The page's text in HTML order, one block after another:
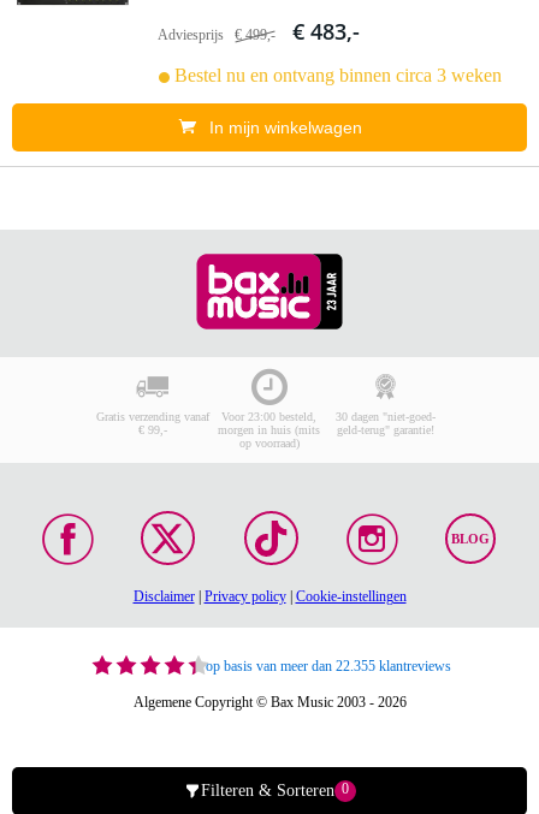
Adviesprijs € 499,- € 483,-
Bestel nu en ontvang binnen circa 3 weken
In mijn winkelwagen
Filteren & Sorteren 0
Gratis verzending vanaf
€ 99,-
Voor 23:00 besteld,
morgen in huis (mits
op voorraad)
30 dagen "niet-goed-
geld-terug" garantie!
BLOG
Disclaimer| Privacy policy| Cookie-instellingen
op basis van meer dan 22.355 klantreviews
Algemene Copyright © Bax Music 2003 - 2026